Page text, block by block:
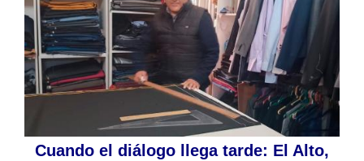
Cuando el diálogo llega tarde: El Alto,